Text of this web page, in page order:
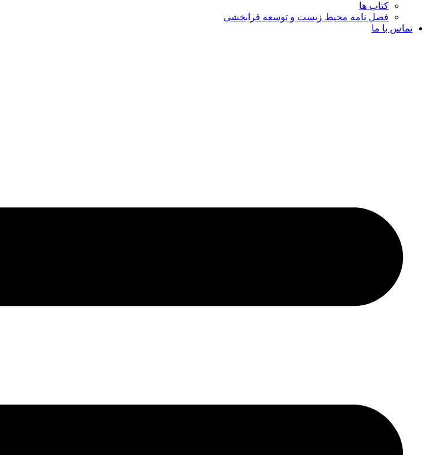
کتاب ها
فصل نامه محیط زیست و توسعه فرابخشی
تماس با ما